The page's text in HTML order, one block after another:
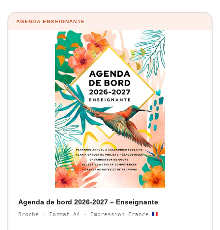
AGENDA ENSEIGNANTE
Agenda de bord 2026-2027 – Enseignante
Broché · Format A4 · Impression France